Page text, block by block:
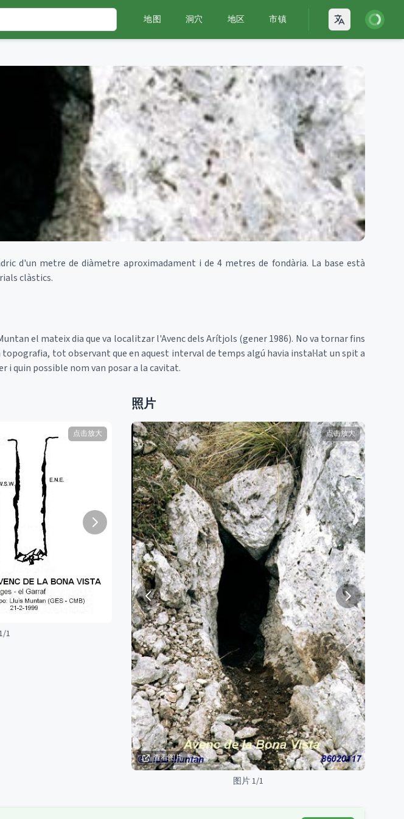
地图 洞穴 地区 市镇 Open
登录
d'un metre de diàmetre aproximadament i de 4 metres de fondària. La base està
clàstics.
el mateix dia que va localitzar l'Avenc dels Arítjols (gener 1986). No va tornar fins
topografia, tot observant que en aquest interval de temps algú havia instal·lat un spit a
i quin possible nom van posar a la cavitat.
点击放大
1
照片
查看图片
点击放大
图片 1/1